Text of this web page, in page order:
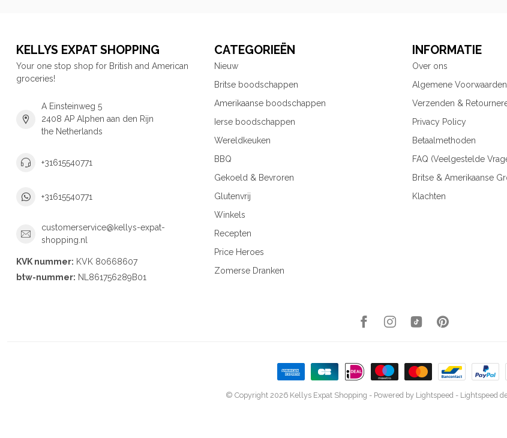
KELLYS EXPAT SHOPPING
Your one stop shop for British and American
groceries!
A Einsteinweg 5
2408 AP Alphen aan den Rijn
the Netherlands
+31615540771
+31615540771
customerservice@kellys-expat-
shopping.nl
KVK nummer: KVK 80668607
btw-nummer: NL861756289B01
CATEGORIEËN
Nieuw
Britse boodschappen
Amerikaanse boodschappen
Ierse boodschappen
Wereldkeuken
BBQ
Gekoeld & Bevroren
Glutenvrij
Winkels
Recepten
Price Heroes
Zomerse Dranken
INFORMATIE
Over ons
Algemene Voorwaarden
Verzenden &
Privacy Policy
Betaalmethoden
FAQ (Veelgestelde
Britse & Amerikaanse
Klachten
© Copyright 2026 Kellys Expat Shopping - Powered by Lightspeed- Lightspeed